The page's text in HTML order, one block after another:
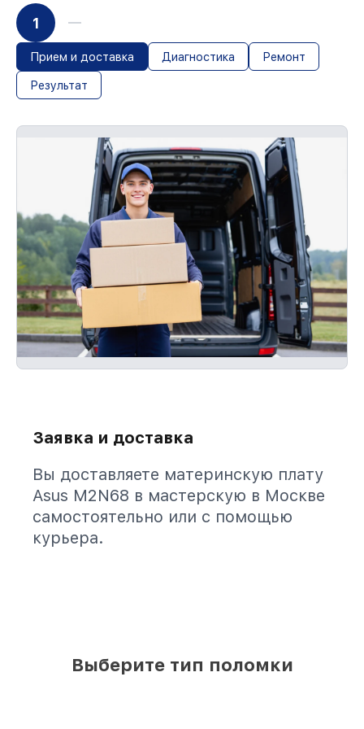
1
Прием и доставка Диагностика Ремонт
Результат
Заявка и доставка
Вы доставляете материнскую плату
Asus M2N68 в мастерскую в Москве
самостоятельно или с помощью
курьера.
Выберите тип поломки